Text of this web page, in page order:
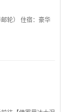
轮） 住宿：豪华